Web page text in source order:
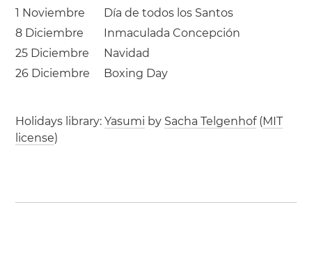
1 Noviembre
Día de todos los Santos
8 Diciembre
Inmaculada Concepción
25 Diciembre
Navidad
26 Diciembre
Boxing Day
Holidays library:Yasumi by Sacha Telgenhof(MIT
license)